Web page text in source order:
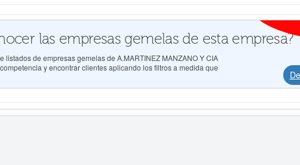
las empresas gemelas de esta empresa?
listados de empresas gemelas de A.MARTINEZ MANZANO Y CIA
y encontrar clientes aplicando los filtros a medida que